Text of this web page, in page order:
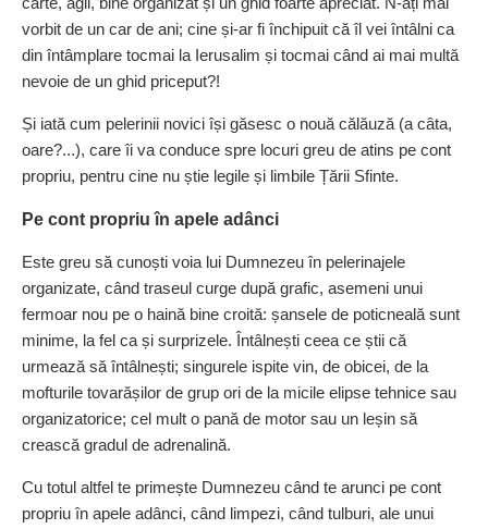
vorbit de un car de ani; cine și-ar fi închipuit că îl vei întâlni ca
din întâmplare tocmai la ­Ierusalim și tocmai când ai mai multă
nevoie de un ghid ­priceput?!
Și iată cum pelerinii novici își găsesc o nouă călăuză (a câta,
oare?...), care îi va conduce spre locuri greu de atins pe cont
propriu, pentru cine nu știe legile și limbile Țării Sfinte.
Pe cont propriu în apele adânci
Este greu să cunoști voia lui Dumnezeu în pelerinajele
organizate, când traseul curge după grafic, asemeni unui
fermoar nou pe o haină bine croită: șansele de poticneală sunt
minime, la fel ca și surprizele. Întâlnești ceea ce știi că
urmează să întâlnești; singurele ispite vin, de obicei, de la
mofturile tovarășilor de grup ori de la micile elipse tehnice sau
organizatorice; cel mult o pană de motor sau un leșin să
crească gradul de adrenalină.
Cu totul altfel te primește Dumnezeu când te arunci pe cont
propriu în apele adânci, când limpezi, când tulburi, ale unui